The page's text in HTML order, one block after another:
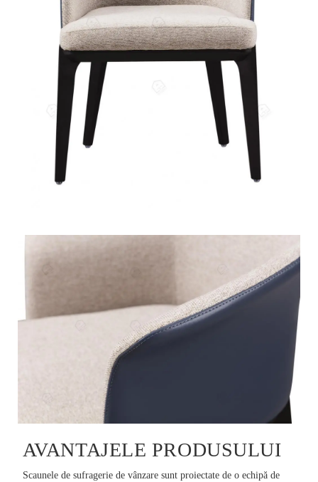
AVANTAJELE PRODUSULUI
Scaunele de sufragerie de vânzare sunt proiectate de o echipă de